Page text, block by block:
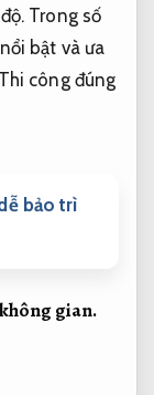
Trong số
bật và ưa
Thi công đúng
bảo trì
gian.